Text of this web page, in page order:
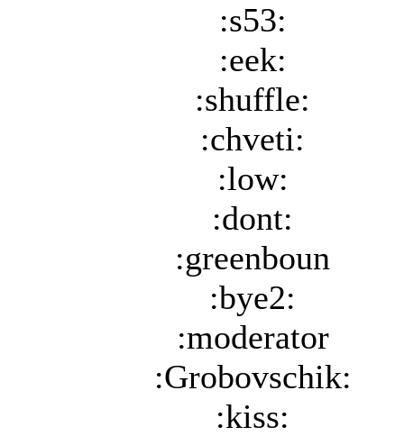
:s53:
:eek:
:shuffle:
:chveti:
:low:
:dont:
:greenboun
:bye2:
:moderator
:Grobovschik:
:kiss: